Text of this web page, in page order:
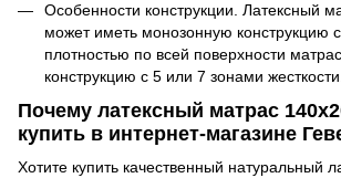
Особенности конструкции. Латексный
может иметь монозонную конструкцию
плотностью по всей поверхности
конструкцию с 5 или 7 зонами
Почему латексный матрас
купить в интернет-магазине
Хотите купить качественный натуральный